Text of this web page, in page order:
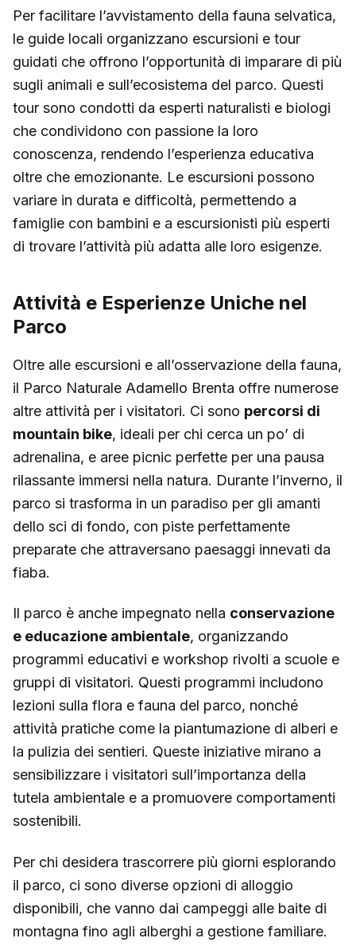
Per facilitare l’avvistamento della fauna selvatica,
le guide locali organizzano escursioni e tour
guidati che offrono l’opportunità di imparare di più
sugli animali e sull’ecosistema del parco. Questi
tour sono condotti da esperti naturalisti e biologi
che condividono con passione la loro
conoscenza, rendendo l’esperienza educativa
oltre che emozionante. Le escursioni possono
variare in durata e difficoltà, permettendo a
famiglie con bambini e a escursionisti più esperti
di trovare l’attività più adatta alle loro esigenze.
Attività e Esperienze Uniche nel
Parco
Oltre alle escursioni e all’osservazione della fauna,
il Parco Naturale Adamello Brenta offre numerose
altre attività per i visitatori. Ci sono percorsi di
mountain bike, ideali per chi cerca un po’ di
adrenalina, e aree picnic perfette per una pausa
rilassante immersi nella natura. Durante l’inverno, il
parco si trasforma in un paradiso per gli amanti
dello sci di fondo, con piste perfettamente
preparate che attraversano paesaggi innevati da
fiaba.
Il parco è anche impegnato nella conservazione
e educazione ambientale, organizzando
programmi educativi e workshop rivolti a scuole e
gruppi di visitatori. Questi programmi includono
lezioni sulla flora e fauna del parco, nonché
attività pratiche come la piantumazione di alberi e
la pulizia dei sentieri. Queste iniziative mirano a
sensibilizzare i visitatori sull’importanza della
tutela ambientale e a promuovere comportamenti
sostenibili.
Per chi desidera trascorrere più giorni esplorando
il parco, ci sono diverse opzioni di alloggio
disponibili, che vanno dai campeggi alle baite di
montagna fino agli alberghi a gestione familiare.